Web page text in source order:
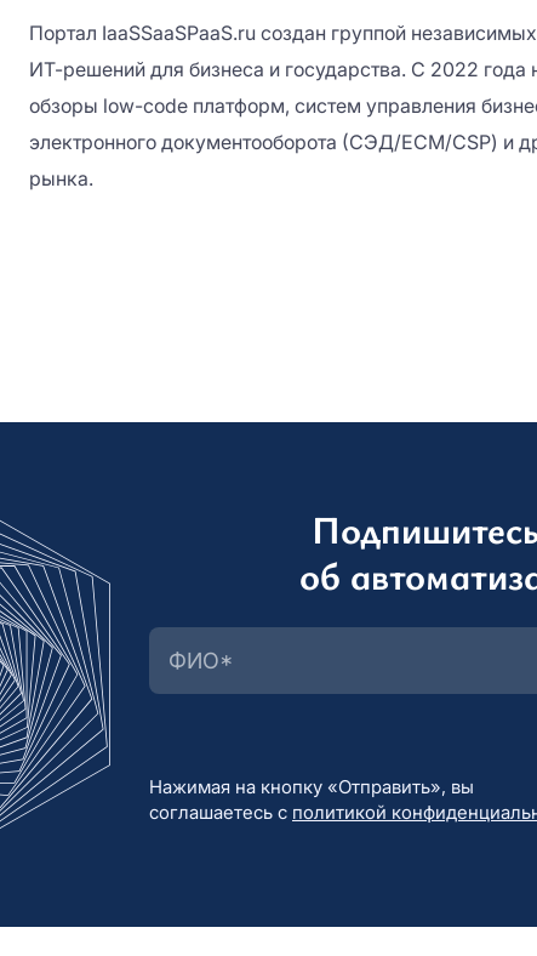
Портал IaaSSaaSPaaS.ru создан группой
ИТ-решений для бизнеса и государства. С 2022 года
обзоры low-code платформ, систем управления
электронного документооборота (СЭД/ECM/CSP) и
рынка.
об
Нажимая на кнопку «Отправить», вы
соглашаетесь с политикой